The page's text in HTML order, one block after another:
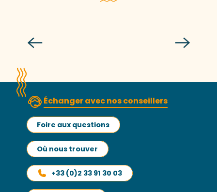
Échanger avec nos conseillers
Foire aux questions
Où nous trouver
+33 (0)2 33 91 30 03